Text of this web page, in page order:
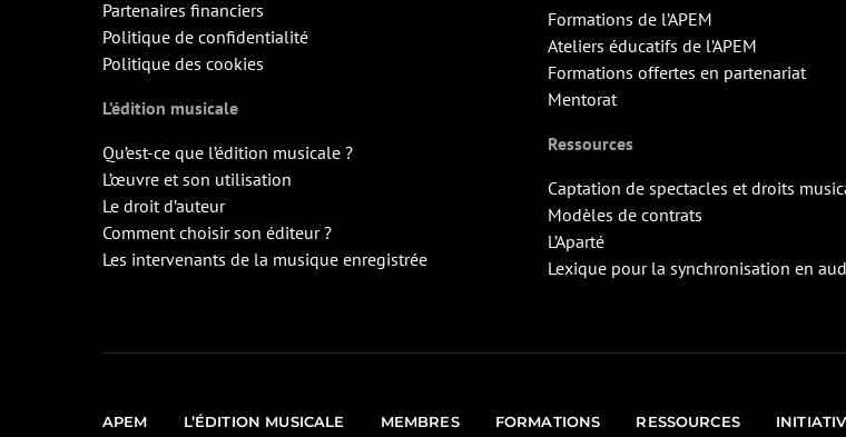
Partenaires financiers
Politique de confidentialité
Politique des cookies
L’édition musicale
Qu’est-ce que l’édition musicale ?
L’œuvre et son utilisation
Le droit d’auteur
Comment choisir son éditeur ?
Les intervenants de la musique enregistrée
Formations de l’APEM
Ateliers éducatifs de l’APEM
Formations offertes en partenariat
Mentorat
Ressources
Captation de spectacles et droits
Modèles de contrats
L’Aparté
Lexique pour la synchronisation en
APEM L’ÉDITION MUSICALE MEMBRES FORMATIONS RESSOURCES